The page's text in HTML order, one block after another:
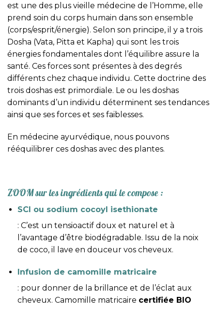
est une des plus vieille médecine de l’Homme, elle
prend soin du corps humain dans son ensemble
(corps/esprit/énergie). Selon son principe, il y a trois
Dosha (Vata, Pitta et Kapha) qui sont les trois
énergies fondamentales dont l’équilibre assure la
santé. Ces forces sont présentes à des degrés
différents chez chaque individu. Cette doctrine des
trois doshas est primordiale. Le ou les doshas
dominants d’un individu déterminent ses tendances
ainsi que ses forces et ses faiblesses.
En médecine ayurvédique, nous pouvons
rééquilibrer ces doshas avec des plantes.
ZOOM sur les ingrédients qui le compose :
SCI ou sodium cocoyl isethionate
: C’est un tensioactif doux et naturel et à
l’avantage d’être biodégradable. Issu de la noix
de coco, il lave en douceur vos cheveux.
Infusion de camomille matricaire
: pour donner de la brillance et de l’éclat aux
cheveux. Camomille matricaire certifiée BIO